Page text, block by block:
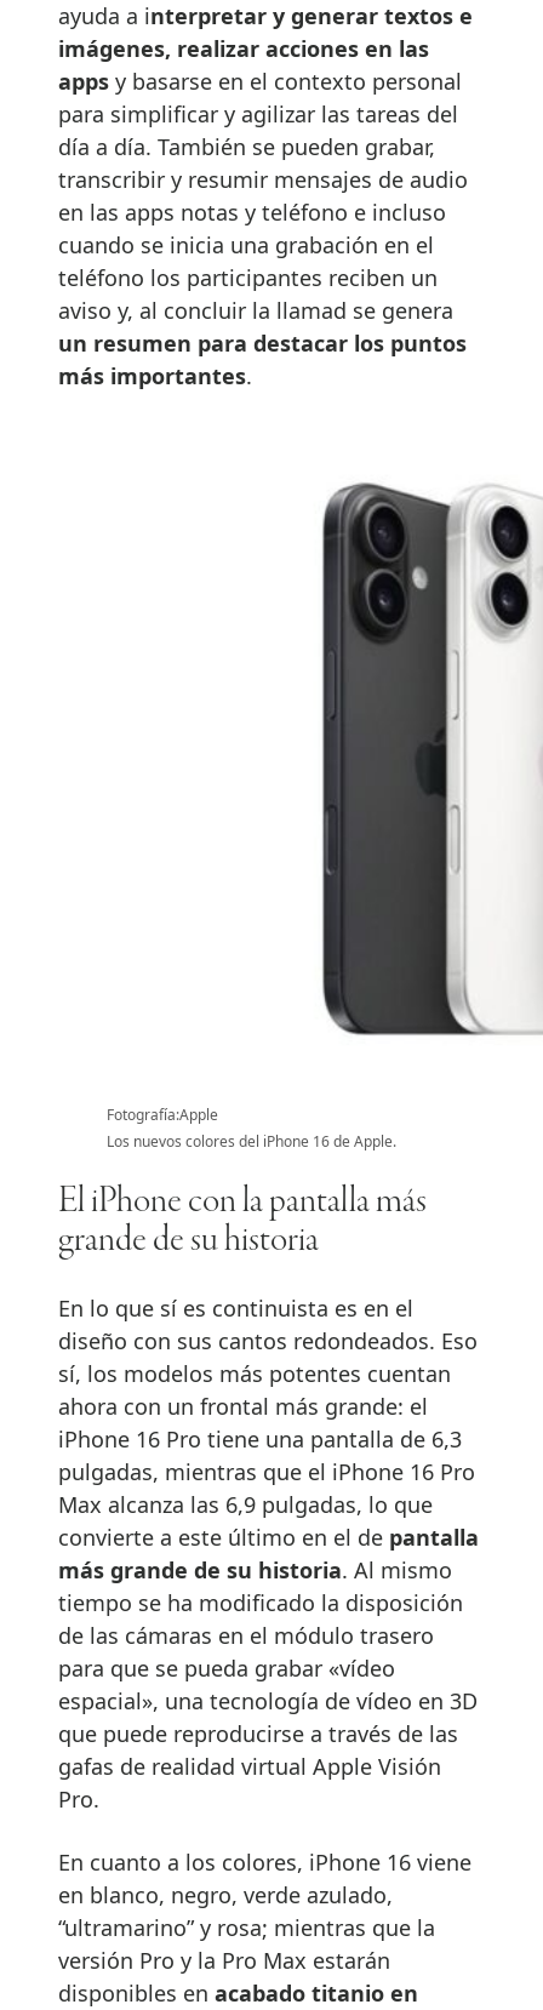
ayuda a interpretar y generar textos e
imágenes, realizar acciones en las
apps y basarse en el contexto personal
para simplificar y agilizar las tareas del
día a día. También se pueden grabar,
transcribir y resumir mensajes de audio
en las apps notas y teléfono e incluso
cuando se inicia una grabación en el
teléfono los participantes reciben un
aviso y, al concluir la llamad se genera
un resumen para destacar los puntos
más importantes.
Fotografía:Apple
Los nuevos colores del iPhone 16 de Apple.
El iPhone con la pantalla más
grande de su historia
En lo que sí es continuista es en el
diseño con sus cantos redondeados. Eso
sí, los modelos más potentes cuentan
ahora con un frontal más grande: el
iPhone 16 Pro tiene una pantalla de 6,3
pulgadas, mientras que el iPhone 16 Pro
Max alcanza las 6,9 pulgadas, lo que
convierte a este último en el de pantalla
más grande de su historia. Al mismo
tiempo se ha modificado la disposición
de las cámaras en el módulo trasero
para que se pueda grabar «vídeo
espacial», una tecnología de vídeo en 3D
que puede reproducirse a través de las
gafas de realidad virtual Apple Visión
Pro.
En cuanto a los colores, iPhone 16 viene
en blanco, negro, verde azulado,
“ultramarino” y rosa; mientras que la
versión Pro y la Pro Max estarán
disponibles en acabado titanio en